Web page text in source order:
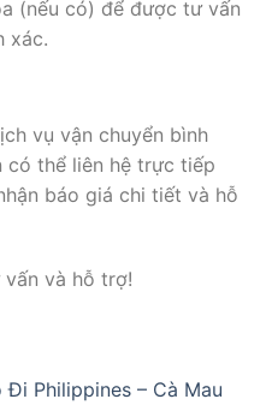
(nếu có) để được tư vấn
xác.
vụ vận chuyển bình
có thể liên hệ trực tiếp
báo giá chi tiết và hỗ
vấn và hỗ trợ!
Đi Philippines – Cà Mau